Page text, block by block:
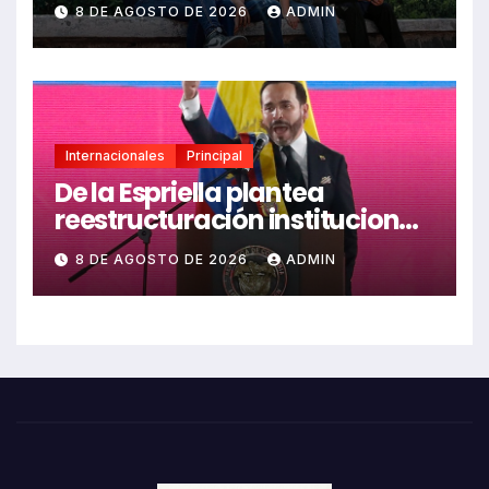
estudiantil
8 DE AGOSTO DE 2026 ADMIN
Internacionales Principal
De la Espriella plantea
reestructuración institucional
en Colombia enfocada en
valores
8 DE AGOSTO DE 2026 ADMIN